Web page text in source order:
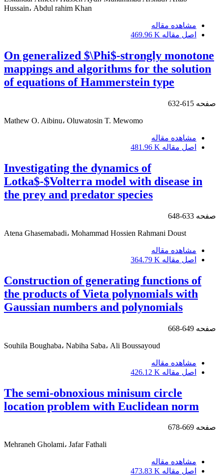
Hussain، Abdul rahim Khan
مشاهده مقاله
اصل مقاله 469.96 K
On generalized $\Phi$-strongly monotone
mappings and algorithms for the solution
of equations of Hammerstein type
صفحه 615-632
Mathew O. Aibinu، Oluwatosin T. Mewomo
مشاهده مقاله
اصل مقاله 481.96 K
Investigating the dynamics of
Lotka$-$Volterra model with disease in
the prey and predator species
صفحه 633-648
Atena Ghasemabadi، Mohammad Hossien Rahmani Doust
مشاهده مقاله
اصل مقاله 364.79 K
Construction of generating functions of
the products of Vieta polynomials with
Gaussian numbers and polynomials
صفحه 649-668
Souhila Boughaba، Nabiha Saba، Ali Boussayoud
مشاهده مقاله
اصل مقاله 426.12 K
The semi-obnoxious minisum circle
location problem with Euclidean norm
صفحه 669-678
Mehraneh Gholami، Jafar Fathali
مشاهده مقاله
اصل مقاله 473.83 K